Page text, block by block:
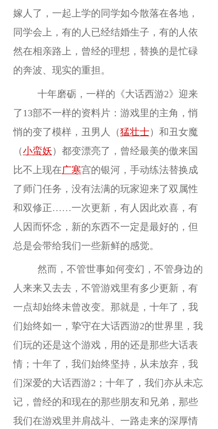
嫁人了，一起上学的同学如今散落在各地，
同学会上，有的人已经结婚生子，有的人依
然在相亲路上，曾经的理想，替换的是忙碌
的奔波、现实的重担。
十年磨砺，一样的《大话西游2》迎来
了13部不一样的资料片：游戏里的主角，悄
悄的变了模样，丑男人（猛壮士）和丑女魔
（小蛮妖）都变漂亮了，曾经最美的傲来国
比不上现在广寒宫的银河，手动练法替换成
了师门任务，没有法满的玩家迎来了双属性
和双修正……一次更新，有人因此欢喜，有
人因而怀念，新的东西不一定是最好的，但
总是会带给我们一些新鲜的感觉。
然而，不管世事如何变幻，不管身边的
人来来又去去，不管游戏里有多少更新，有
一点却始终未曾改变。那就是，十年了，我
们始终如一，挚守在大话西游2的世界里，我
们玩的还是这个游戏，用的还是那些大话表
情；十年了，我们始终坚持，从未放弃，我
们深爱的大话西游2；十年了，我们亦从未忘
记，曾经的和现在的那些朋友和兄弟，那些
我们在游戏里并肩战斗、一路走来的深厚情